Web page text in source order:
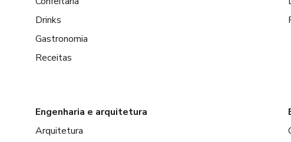
Drinks
Gastronomia
Receitas
Engenharia e arquitetura
Arquitetura